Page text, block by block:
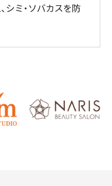
シミ・ソバカスを防